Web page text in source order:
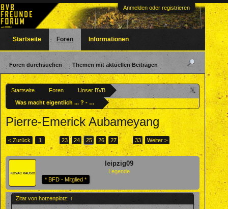
Anmelden oder registrieren
Startseite Foren
Unser BVB
Was macht eigentlich ... ? - Ehemalige BVBler
Pierre-Emerick Aubameyang
< Zurück 1 ← 23 24 25 26 27 → 33 Weiter >
leipzig09
Legende
* BFD - Mitglied *
Zitat von hotzenplotz: ↑
Startseite Foren
Foren durchsuchen Themen mit aktuellen Beiträgen
Informationen